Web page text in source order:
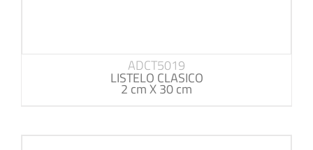
ADCT5019
LISTELO CLASICO
2 cm X 30 cm